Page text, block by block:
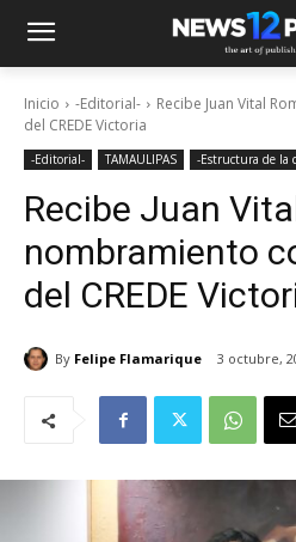
Inicio -Editorial-
Recibe Juan Vital
del CREDE Victoria
-Editorial- TAMAULIPAS -Estructura de la
Recibe Juan
nombramiento
del CREDE
By Felipe Flamarique 3 octubre,